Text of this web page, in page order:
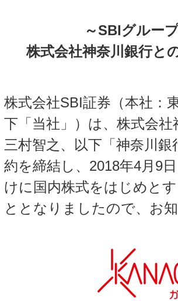
～SBIグルー
株式会社神奈川銀行と
株式会社SBI証券（本社：
下「当社」）は、株式会
三村智之、以下「神奈川
約を締結し、2018年4月9
けに国内株式をはじめと
ととなりましたので、お